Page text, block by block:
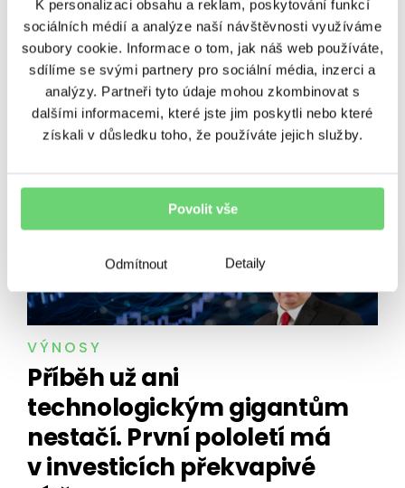
Detaily
K personalizaci obsahu a reklam, poskytování funkcí
sociálních médií a analýze naší návštěvnosti využíváme
soubory cookie. Informace o tom, jak náš web používáte,
sdílíme se svými partnery pro sociální média, inzerci a
analýzy. Partneři tyto údaje mohou zkombinovat s
dalšími informacemi, které jste jim poskytli nebo které
získali v důsledku toho, že používáte jejich služby.
Povolit vše
Odmítnout
s Pokémon kartami se utrhly
ze řetězu
Sbírám Pokémon karty. A právě proto vám řeknu,
proč do nich teď neinvestovat. Pikachu, Charizard
nebo třeba Bulbasaur už 30 let baví děti i dospělé
po celém světě. Jenže tyhle…
VÝNOSY
Příběh už ani
technologickým gigantům
nestačí. První pololetí má
v investicích překvapivé